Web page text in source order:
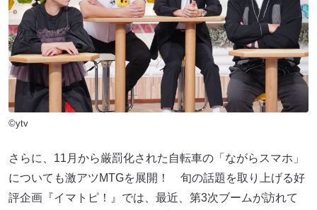
©ytv
さらに、11月から厳罰化された自転車の「ながらスマホ」
についても激アツMTGを展開！ 旬の話題を取り上げる好
評企画『イマトピ！』では、最近、第3次ブームが訪れて